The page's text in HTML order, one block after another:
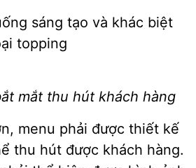
sáng tạo và khác biệt
topping
mắt thu hút khách hàng
menu phải được thiết kế
thu hút được khách hàng.